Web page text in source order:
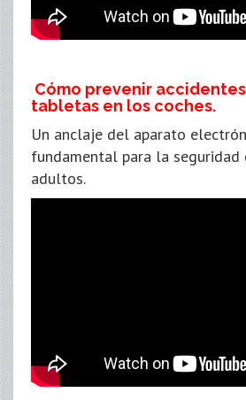
Cómo prevenir
tabletas en los coches.
Un anclaje del aparato
fundamental para la seguridad
adultos.